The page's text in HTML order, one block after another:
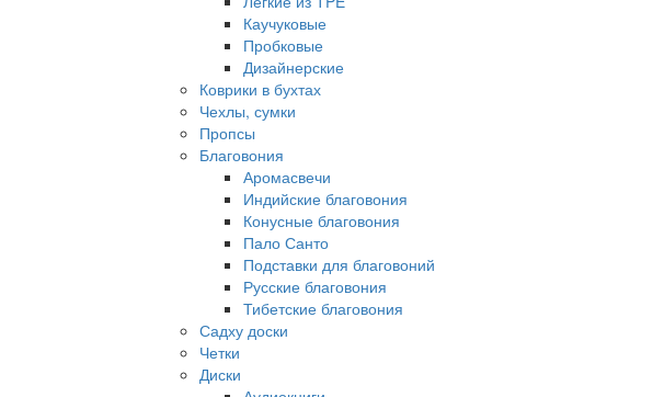
Каучуковые
Пробковые
Дизайнерские
Коврики в бухтах
Чехлы, сумки
Пропсы
Благовония
Аромасвечи
Индийские благовония
Конусные благовония
Пало Санто
Подставки для благовоний
Русские благовония
Тибетские благовония
Садху доски
Четки
Диски